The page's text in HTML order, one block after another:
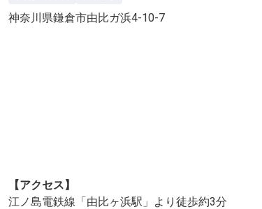
神奈川県鎌倉市由比ガ浜4-10-7
【アクセス】
江ノ島電鉄線「由比ヶ浜駅」より徒歩約3分